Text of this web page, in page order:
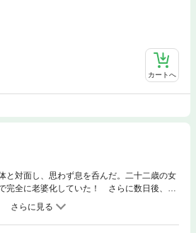
カートへ
と対面し、思わず息を呑んだ。二十二歳の女
完全に老婆化していた！ さらに数日後、美
は五十代の男性でミイラ化しており、サウナ
状態で発見されたという。次々に現れる連続
々と遺体処置を続ける美弥子は「ナガイ」と